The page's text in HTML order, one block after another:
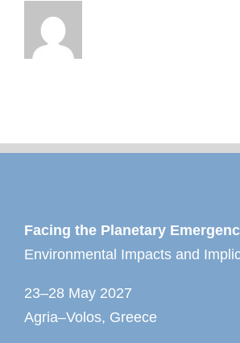
Facing the Planetary
Environmental Impacts and
23–28 May 2027
Agria–Volos, Greece